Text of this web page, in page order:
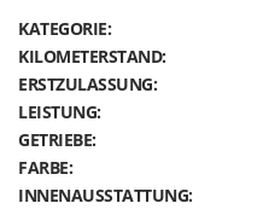
KATEGORIE:
KILOMETERSTAND:
ERSTZULASSUNG:
LEISTUNG:
GETRIEBE:
FARBE:
INNENAUSSTATTUNG: